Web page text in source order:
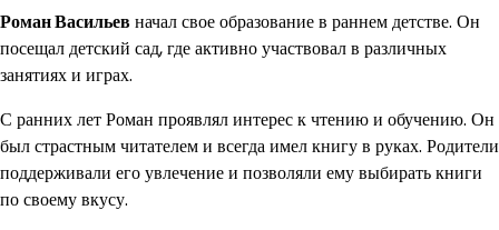
Роман Васильевначал свое образование в раннем детстве. Он
посещал детский сад, где активно участвовал в различных
занятиях и играх.
С ранних лет Роман проявлял интерес к чтению и обучению. Он
был страстным читателем и всегда имел книгу в руках. Родители
поддерживали его увлечение и позволяли ему выбирать книги
по своему вкусу.